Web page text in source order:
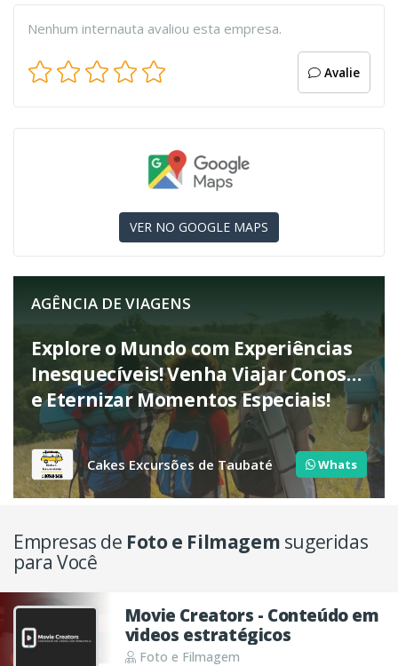
Nenhum internauta avaliou esta empresa.
Avalie
VER NO GOOGLE MAPS
AGÊNCIA DE VIAGENS
Explore o Mundo com Experiências
Inesquecíveis! Venha Viajar Conosco
e Eternizar Momentos Especiais!
Cakes Excursões de Taubaté Whats
Empresas de Foto e Filmagem sugeridas
para Você
Movie Creators - Conteúdo em
videos estratégicos
Foto e Filmagem